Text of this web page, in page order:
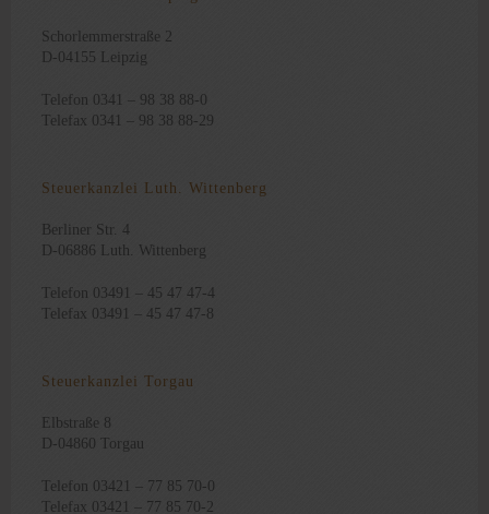
Schorlemmerstraße 2
D-04155 Leipzig
Telefon 0341 – 98 38 88-0
Telefax 0341 – 98 38 88-29
Steuerkanzlei Luth. Wittenberg
Berliner Str. 4
D-06886 Luth. Wittenberg
Telefon 03491 – 45 47 47-4
Telefax 03491 – 45 47 47-8
Steuerkanzlei Torgau
Elbstraße 8
D-04860 Torgau
Telefon 03421 – 77 85 70-0
Telefax 03421 – 77 85 70-2